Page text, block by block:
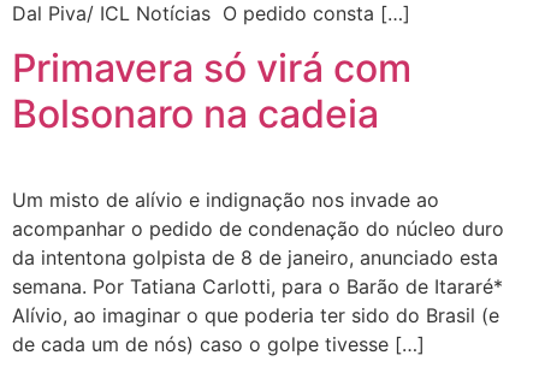
Dal Piva/ ICL Notícias O pedido consta […]
Primavera só virá com
Bolsonaro na cadeia
Um misto de alívio e indignação nos invade ao
acompanhar o pedido de condenação do núcleo duro
da intentona golpista de 8 de janeiro, anunciado esta
semana. Por Tatiana Carlotti, para o Barão de Itararé*
Alívio, ao imaginar o que poderia ter sido do Brasil (e
de cada um de nós) caso o golpe tivesse […]